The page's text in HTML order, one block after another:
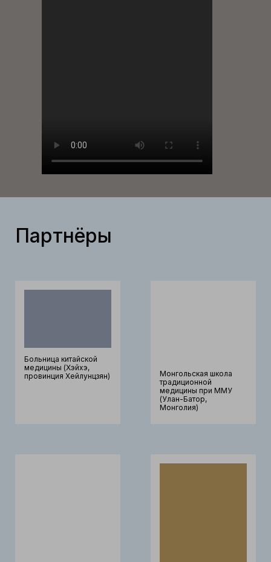
Партнёры
Больница китайской
медицины (Хэйхэ,
провинция Хейлунцзян)
Монгольская школа
традиционной
медицины при ММУ
(Улан-Батор,
Монголия)